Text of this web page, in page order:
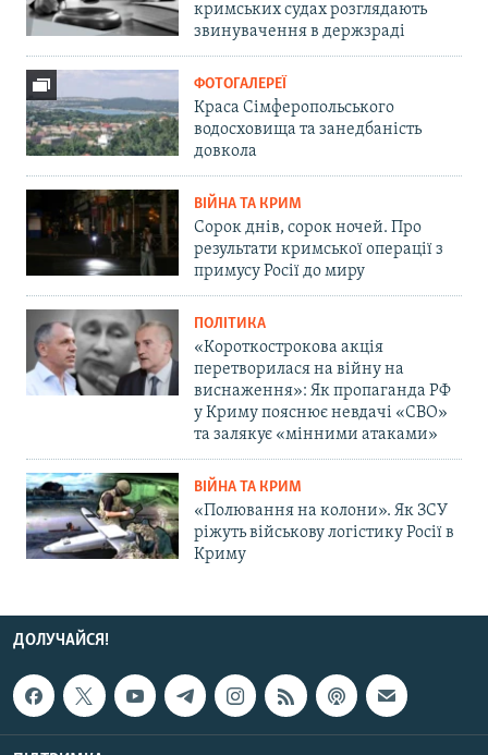
кримських судах розглядають
звинувачення в держзраді
ФОТОГАЛЕРЕЇ
Краса Сімферопольського
водосховища та занедбаність
довкола
ВІЙНА ТА КРИМ
Сорок днів, сорок ночей. Про
результати кримської операції з
примусу Росії до миру
ПОЛІТИКА
«Короткострокова акція
перетворилася на війну на
виснаження»: Як пропаганда РФ
у Криму пояснює невдачі «СВО»
та залякує «мінними атаками»
ВІЙНА ТА КРИМ
«Полювання на колони». Як ЗСУ
ріжуть військову логістику Росії в
Криму
ДОЛУЧАЙСЯ!